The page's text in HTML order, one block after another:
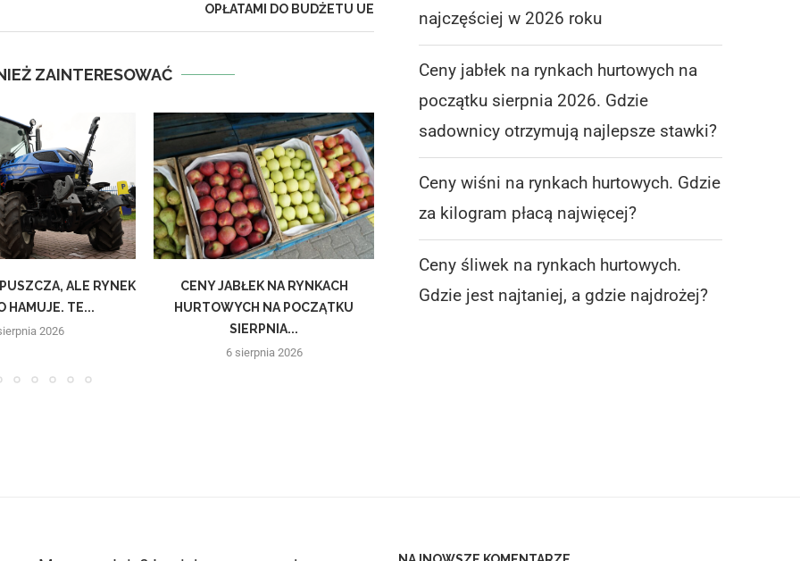
OPŁATAMI DO BUDŻETU UE
ZAINTERESOWAĆ
ALE RYNEK
HAMUJE. TE...
2026
CENY JABŁEK NA RYNKACH
HURTOWYCH NA POCZĄTKU
SIERPNIA...
6 sierpnia 2026
CENY WIŚNI NA RYNKACH
HURTOWYCH. GDZIE ZA
CENY ŚLIWEK NA
HURTOWYCH. GDZIE
najczęściej w 2026 roku
Ceny jabłek na rynkach hurtowych na
początku sierpnia 2026. Gdzie
sadownicy otrzymują najlepsze stawki?
Ceny wiśni na rynkach hurtowych. Gdzie
za kilogram płacą najwięcej?
Ceny śliwek na rynkach hurtowych.
Gdzie jest najtaniej, a gdzie najdrożej?